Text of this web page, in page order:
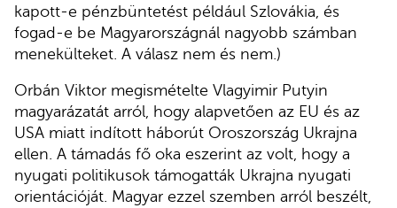
kapott-e pénzbüntetést például Szlovákia, és
fogad-e be Magyarországnál nagyobb számban
menekülteket. A válasz nem és nem.)
Orbán Viktor megismételte Vlagyimir Putyin
magyarázatát arról, hogy alapvetően az EU és az
USA miatt indított háborút Oroszország Ukrajna
ellen. A támadás fő oka eszerint az volt, hogy a
nyugati politikusok támogatták Ukrajna nyugati
orientációját. Magyar ezzel szemben arról beszélt,